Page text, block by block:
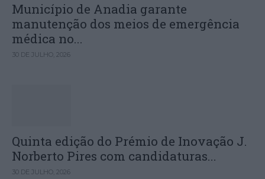
Município de Anadia garante
manutenção dos meios de emergência
médica no...
30 DE JULHO, 2026
Quinta edição do Prémio de Inovação J.
Norberto Pires com candidaturas...
30 DE JULHO, 2026